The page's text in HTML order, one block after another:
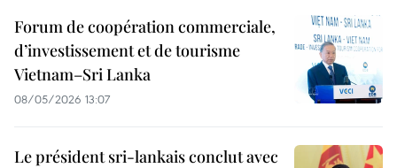
Forum de coopération commerciale,
d’investissement et de tourisme
Vietnam–Sri Lanka
08/05/2026 13:07
Le président sri-lankais conclut avec